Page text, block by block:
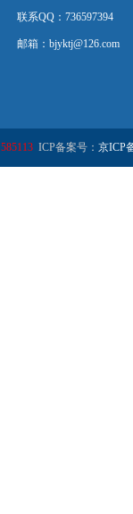
联系QQ：736597394
邮箱：bjyktj@126.com
585113 ICP备案号： 京ICP